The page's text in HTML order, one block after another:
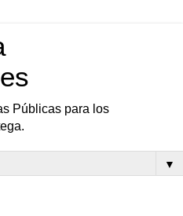
Públicas para los
▼